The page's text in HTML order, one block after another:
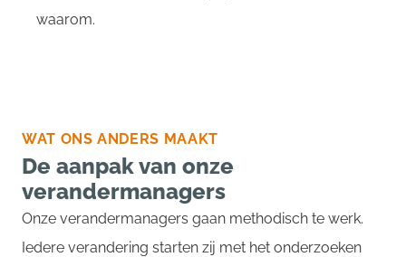
waarom.
WAT ONS ANDERS MAAKT
De aanpak van onze
verandermanagers
Onze verandermanagers gaan methodisch te werk.
Iedere verandering starten zij met het onderzoeken